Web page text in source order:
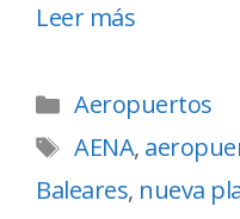
Leer más
Aeropuertos
AENA,
Baleares, nueva